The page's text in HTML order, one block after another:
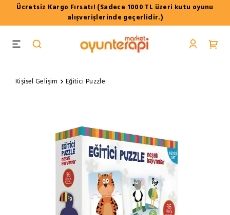
Ücretsiz Kargo Fırsatı! (Sadece 1000 TL üzeri kutu oyunu
alışverişlerinde geçerlidir.)
Kişisel Gelişim Eğitici Puzzle